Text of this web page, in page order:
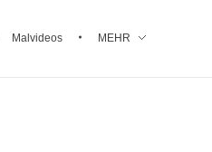
Malvideos MEHR